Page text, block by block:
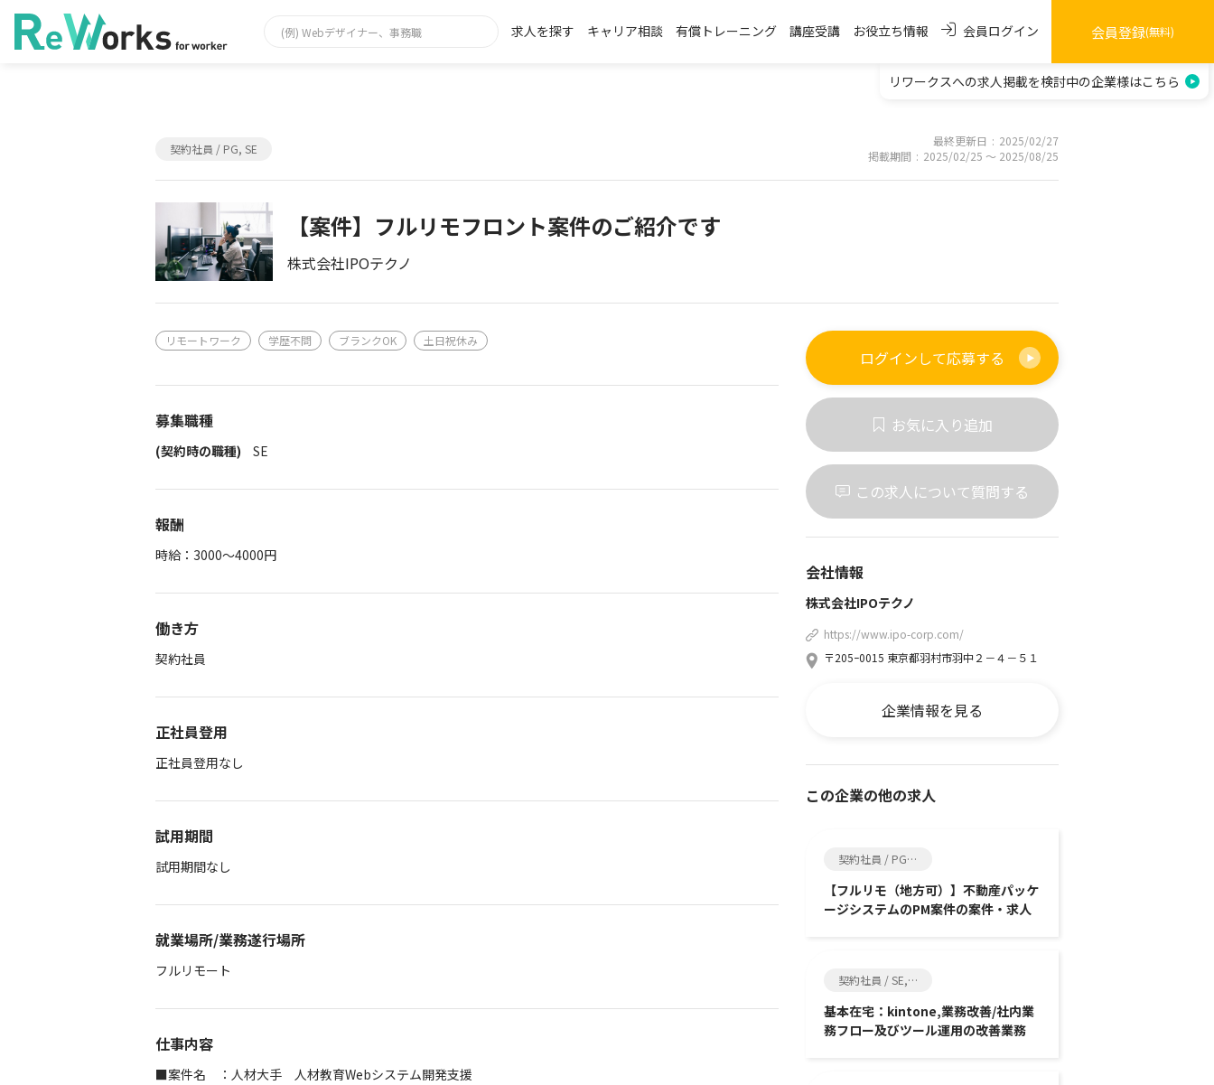
求人を探す キャリア相談 有償トレーニング 講座受講 お役立ち情報 会員ログイン 会員登録(無料)
リワークスへの求人掲載を検討中の企業様はこちら
契約社員 / PG, SE 最終更新日
2025/02/27
掲載期間
2025/02/25 〜 2025/08/25
【案件】フルリモフロント案件のご紹介です
株式会社IPOテクノ
リモートワーク 学歴不問 ブランクOK 土日祝休み
募集職種
(契約時の職種) SE
報酬
時給：3000～4000円
働き方
契約社員
正社員登用
正社員登用なし
試用期間
試用期間なし
就業場所/業務遂行場所
フルリモート
仕事内容
■案件名 ：人材大手 人材教育Webシステム開発支援
ログインして応募する
お気に入り追加
この求人について質問する
会社情報
株式会社IPOテクノ
https://www.ipo-corp.com/
〒205ｰ0015 東京都羽村市羽中２－４－５１
企業情報を見る
この企業の他の求人
契約社員 / PG, SE
【フルリモ（地方可）】不動産パッケ
ージシステムのPM案件の案件・求人
契約社員 / SE, その他エンジニア関連
基本在宅：kintone,業務改善/社内業
務フロー及びツール運用の改善業務